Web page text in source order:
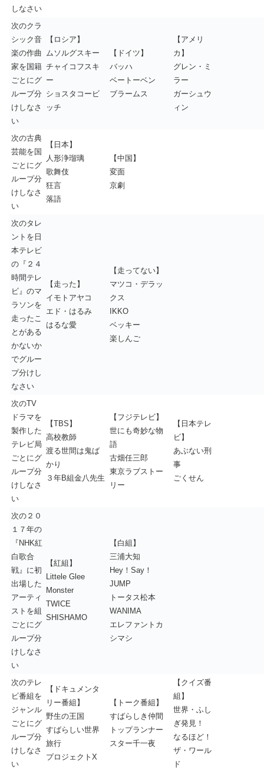
しなさい
次のクラ
シック音
楽の作曲
家を国籍
ごとにグ
ループ分
けしなさ
い
【ロシア】
ムソルグスキー
チャイコフスキ
ー
ショスタコービ
ッチ
【ドイツ】
バッハ
ベートーベン
ブラームス
【アメリ
カ】
グレン・ミ
ラー
ガーシュウ
ィン
次の古典
芸能を国
ごとにグ
ループ分
けしなさ
い
【日本】
人形浄瑠璃
歌舞伎
狂言
落語
【中国】
変面
京劇
次のタレ
ントを日
本テレビ
の『２４
時間テレ
ビ』のマ
ラソンを
走ったこ
とがある
かないか
でグルー
プ分けし
なさい
【走った】
イモトアヤコ
エド・はるみ
はるな愛
【走ってない】
マツコ・デラッ
クス
IKKO
ベッキー
楽しんご
次のTV
ドラマを
製作した
テレビ局
ごとにグ
ループ分
けしなさ
い
【TBS】
高校教師
渡る世間は鬼ば
かり
３年B組金八先生
【フジテレビ】
世にも奇妙な物
語
古畑任三郎
東京ラブストー
リー
【日本テレ
ビ】
あぶない刑
事
ごくせん
次の２０
１７年の
『NHK紅
白歌合
戦』に初
出場した
アーティ
ストを組
ごとにグ
ループ分
けしなさ
い
【紅組】
Littele Glee
Monster
TWICE
SHISHAMO
【白組】
三浦大知
Hey！Say！
JUMP
トータス松本
WANIMA
エレファントカ
シマシ
次のテレ
ビ番組を
ジャンル
ごとにグ
ループ分
けしなさ
い
【ドキュメンタ
リー番組】
野生の王国
すばらしい世界
旅行
プロジェクトX
【トーク番組】
すばらしき仲間
トップランナー
スター千一夜
【クイズ番
組】
世界・ふし
ぎ発見！
なるほど！
ザ・ワール
ド